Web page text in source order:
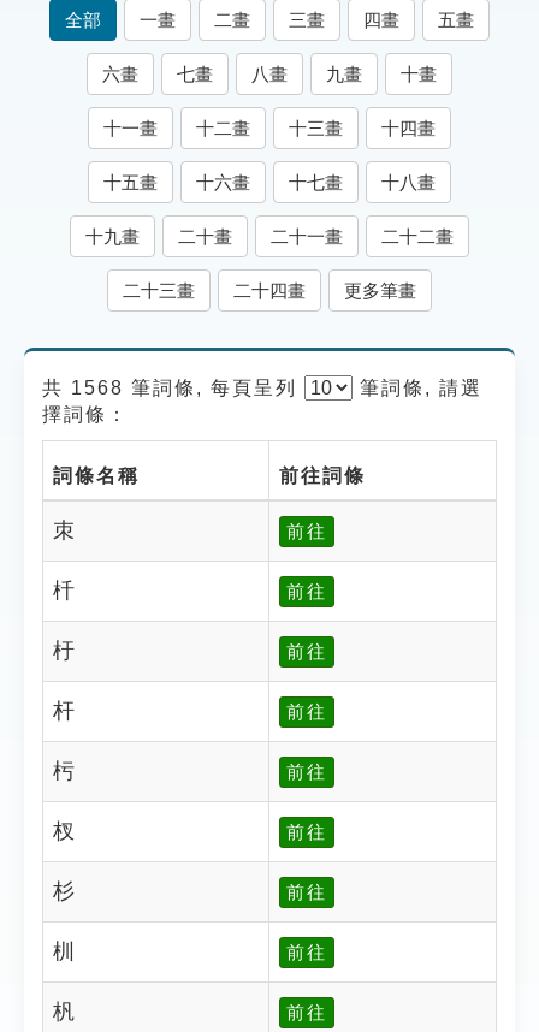
索引選單
知識索引
單字索引
生命大百科索引
遊戲專區
貓頭鷹博士
全部 一畫 二畫 三畫 四畫 五畫
六畫 七畫 八畫 九畫 十畫
十一畫 十二畫 十三畫 十四畫
十五畫 十六畫 十七畫 十八畫
十九畫 二十畫 二十一畫 二十二畫
二十三畫 二十四畫 更多筆畫
共 1568 筆詞條, 每頁呈列 筆詞條, 請選
擇詞條：
詞條名稱 前往詞條
朿 前往
杄 前往
杅 前往
杆 前往
杇 前往
杈 前往
杉 前往
杊 前往
杋 前往